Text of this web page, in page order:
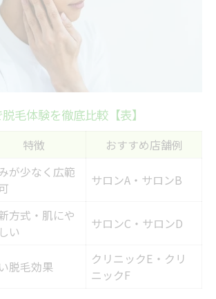
ブルを防ぐ脱毛の選び方
い施術で安心の脱毛体験
後のスキンケアのコツ
おすすめ脱毛アプローチ
毛施術の比較ポイント表
脱毛で変わる日常の実感
重視の新しい脱毛選び
人でも続けやすい施術法
もたらす日々のメリット
ムダ毛脱毛の効果比較表
自己処理が不要になる理由
毛体験を徹底比較【表】
特徴 おすすめ店舗例
が少なく広範
サロンA・サロンB
方式・肌にや
い
サロンC・サロンD
脱毛効果
クリニックE・クリ
ニックF